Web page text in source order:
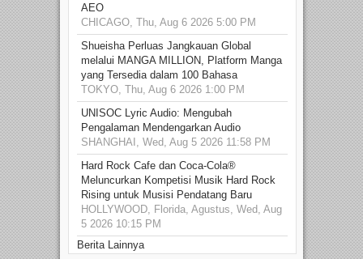
AEO
CHICAGO, Thu, Aug 6 2026 5:00 PM
Shueisha Perluas Jangkauan Global
melalui MANGA MILLION, Platform Manga
yang Tersedia dalam 100 Bahasa
TOKYO, Thu, Aug 6 2026 1:00 PM
UNISOC Lyric Audio: Mengubah
Pengalaman Mendengarkan Audio
SHANGHAI, Wed, Aug 5 2026 11:58 PM
Hard Rock Cafe dan Coca-Cola®
Meluncurkan Kompetisi Musik Hard Rock
Rising untuk Musisi Pendatang Baru
HOLLYWOOD, Florida, Agustus, Wed, Aug
5 2026 10:15 PM
Berita Lainnya